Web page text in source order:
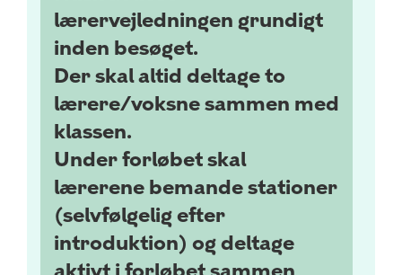
lærervejledningen grundigt
inden besøget.
Der skal altid deltage to
lærere/voksne sammen med
klassen.
Under forløbet skal
lærerene bemande stationer
(selvfølgelig efter
introduktion) og deltage